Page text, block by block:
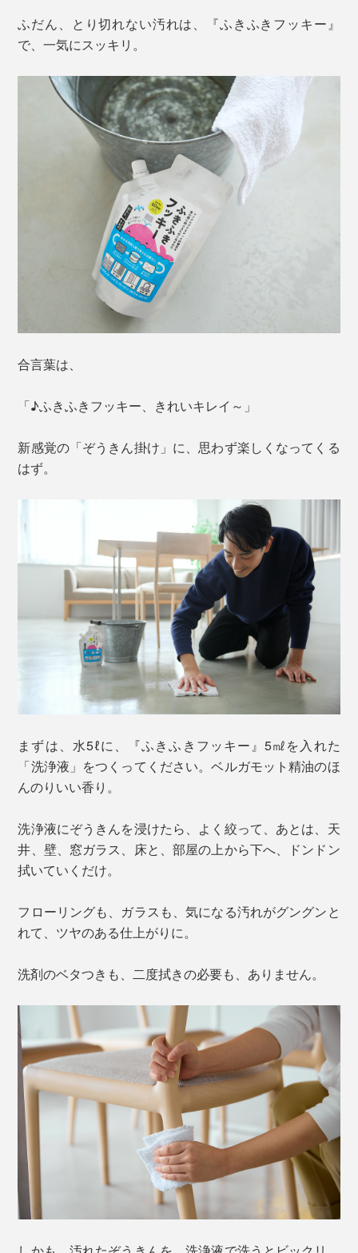
ふだん、とり切れない汚れは、『ふきふきフッキー』
で、一気にスッキリ。
合言葉は、
「♪ふきふきフッキー、きれいキレイ～」
新感覚の「ぞうきん掛け」に、思わず楽しくなってくる
はず。
まずは、水5ℓに、『ふきふきフッキー』5㎖を入れた
「洗浄液」をつくってください。ベルガモット精油のほ
んのりいい香り。
洗浄液にぞうきんを浸けたら、よく絞って、あとは、天
井、壁、窓ガラス、床と、部屋の上から下へ、ドンドン
拭いていくだけ。
フローリングも、ガラスも、気になる汚れがグングンと
れて、ツヤのある仕上がりに。
洗剤のベタつきも、二度拭きの必要も、ありません。